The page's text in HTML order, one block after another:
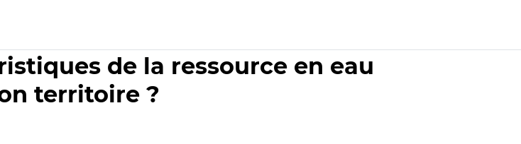
de la ressource en eau
territoire ?